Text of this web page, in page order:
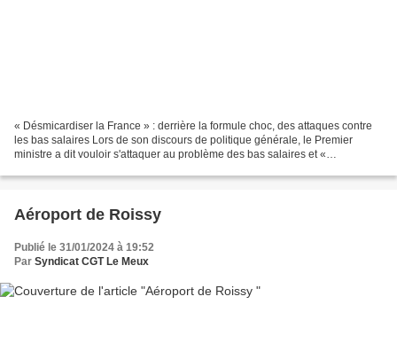
« Désmicardiser la France » : derrière la formule choc, des attaques contre
les bas salaires Lors de son discours de politique générale, le Premier
ministre a dit vouloir s'attaquer au problème des bas salaires et «
Aéroport de Roissy
Publié le 31/01/2024 à 19:52
Par Syndicat CGT Le Meux